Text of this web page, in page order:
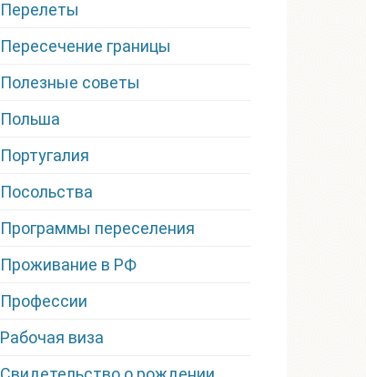
Перелеты
Пересечение границы
Полезные советы
Польша
Португалия
Посольства
Программы переселения
Проживание в РФ
Профессии
Рабочая виза